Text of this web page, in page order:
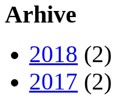
Arhive
2018 (2)
2017 (2)